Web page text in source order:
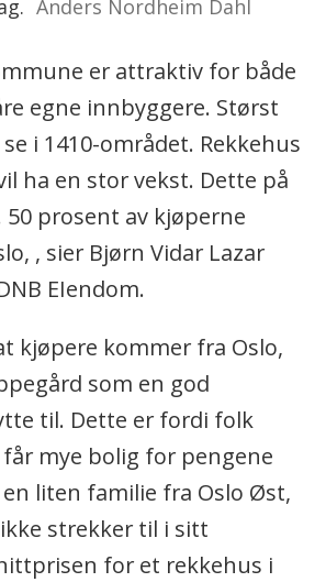
Anders Nordheim Dahl
er attraktiv for både
egne innbyggere. Størst
i 1410-området. Rekkehus
ha en stor vekst. Dette på
50 prosent av kjøperne
, sier Bjørn Vidar Lazar
EIendom.
kjøpere kommer fra Oslo,
som en god
til. Dette er fordi folk
mye bolig for pengene
liten familie fra Oslo Øst,
strekker til i sitt
for et rekkehus i